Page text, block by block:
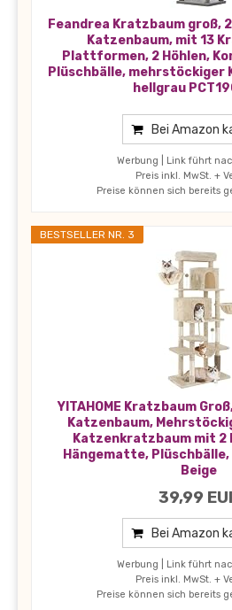
Feandrea Kratzbaum groß,
Katzenbaum, mit 13
Plattformen, 2 Höhlen,
Plüschbälle, mehrstöckiger
hellgrau
Bei Amazon
Werbung | Link führt
Preis inkl. MwSt. +
Preise können sich bereits
BESTSELLER NR. 3
YITAHOME Kratzbaum
Katzenbaum,
Katzenkratzbaum mit 2
Hängematte,
Beige
39,99
Bei Amazon
Werbung | Link führt
Preis inkl. MwSt. +
Preise können sich bereits